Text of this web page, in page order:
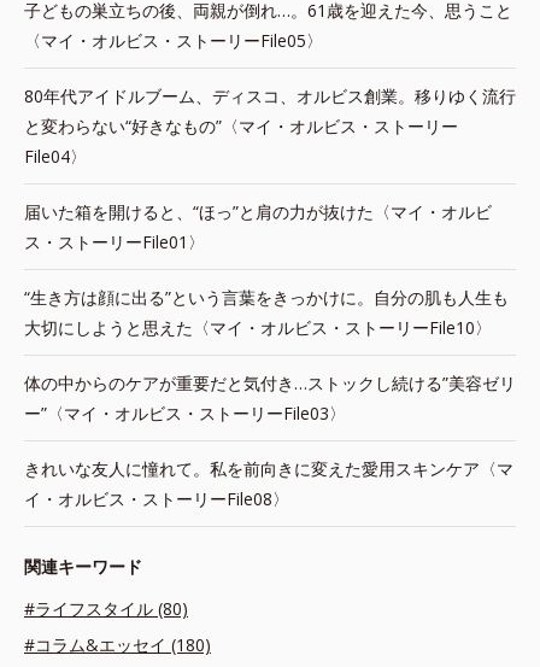
子どもの巣立ちの後、両親が倒れ…。61歳を迎えた今、思うこと
〈マイ・オルビス・ストーリーFile05〉
80年代アイドルブーム、ディスコ、オルビス創業。移りゆく流行
と変わらない“好きなもの”〈マイ・オルビス・ストーリー
File04〉
届いた箱を開けると、“ほっ”と肩の力が抜けた〈マイ・オルビ
ス・ストーリーFile01〉
“生き方は顔に出る”という言葉をきっかけに。自分の肌も人生も
大切にしようと思えた〈マイ・オルビス・ストーリーFile10〉
体の中からのケアが重要だと気付き…ストックし続ける”美容ゼリ
ー”〈マイ・オルビス・ストーリーFile03〉
きれいな友人に憧れて。私を前向きに変えた愛用スキンケア〈マ
イ・オルビス・ストーリーFile08〉
関連キーワード
#ライフスタイル (80)
#コラム&エッセイ (180)